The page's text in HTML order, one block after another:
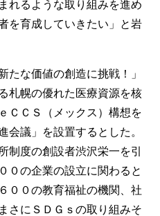
れるような取り組みを進め
を育成していきたい」と岩
な価値の創造に挑戦！」
札幌の優れた医療資源を核
ＣＣＳ（メックス）構想を
会議」を設置するとした。
制度の創設者渋沢栄一を引
０の企業の設立に関わると
００の教育福祉の機関、社
さにＳＤＧｓの取り組みそ